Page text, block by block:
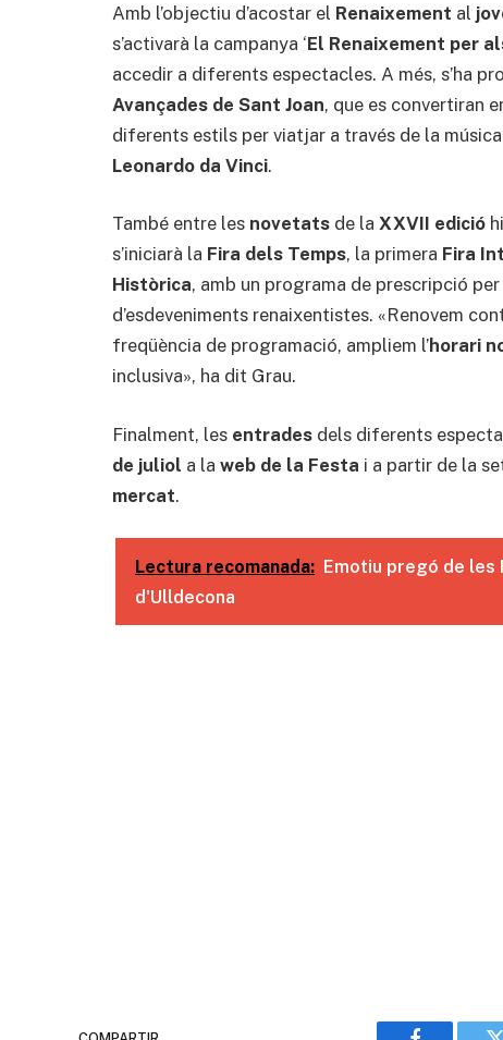
Amb l’objectiu d’acostar el Renaixement al
s’activarà la campanya ‘El Renaixement per
accedir a diferents espectacles. A més, s’ha
Avançades de Sant Joan, que es convertiran
diferents estils per viatjar a través de la
Leonardo da Vinci.
També entre les novetats de la XXVII edició
s’iniciarà la Fira dels Temps, la primera Fira
Històrica, amb un programa de prescripció
d’esdeveniments renaixentistes. «Renovem
freqüència de programació, ampliem l’horari
inclusiva», ha dit Grau.
Finalment, les entrades dels diferents
de juliol a la web de la Festa i a partir de la
mercat.
Lectura recomanada: Emotiu pregó de les
d'Ulldecona